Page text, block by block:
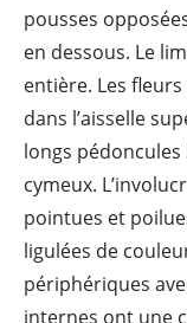
pousses
en dessous. Le
entière. Les
dans l’aisselle
longs
cymeux.
pointues et
ligulées de
périphériques
internes ont une